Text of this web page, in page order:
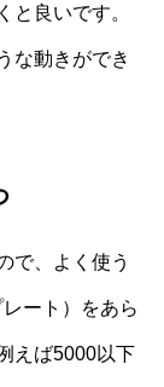
と良いです。
な動きができ
で、よく使う
ート）をあら
えば5000以下